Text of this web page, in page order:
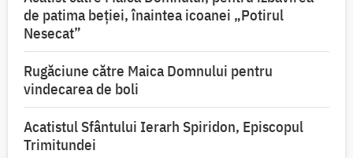
de patima beției, înaintea icoanei „Potirul
Nesecat”
Rugăciune către Maica Domnului pentru
vindecarea de boli
Acatistul Sfântului Ierarh Spiridon, Episcopul
Trimitundei